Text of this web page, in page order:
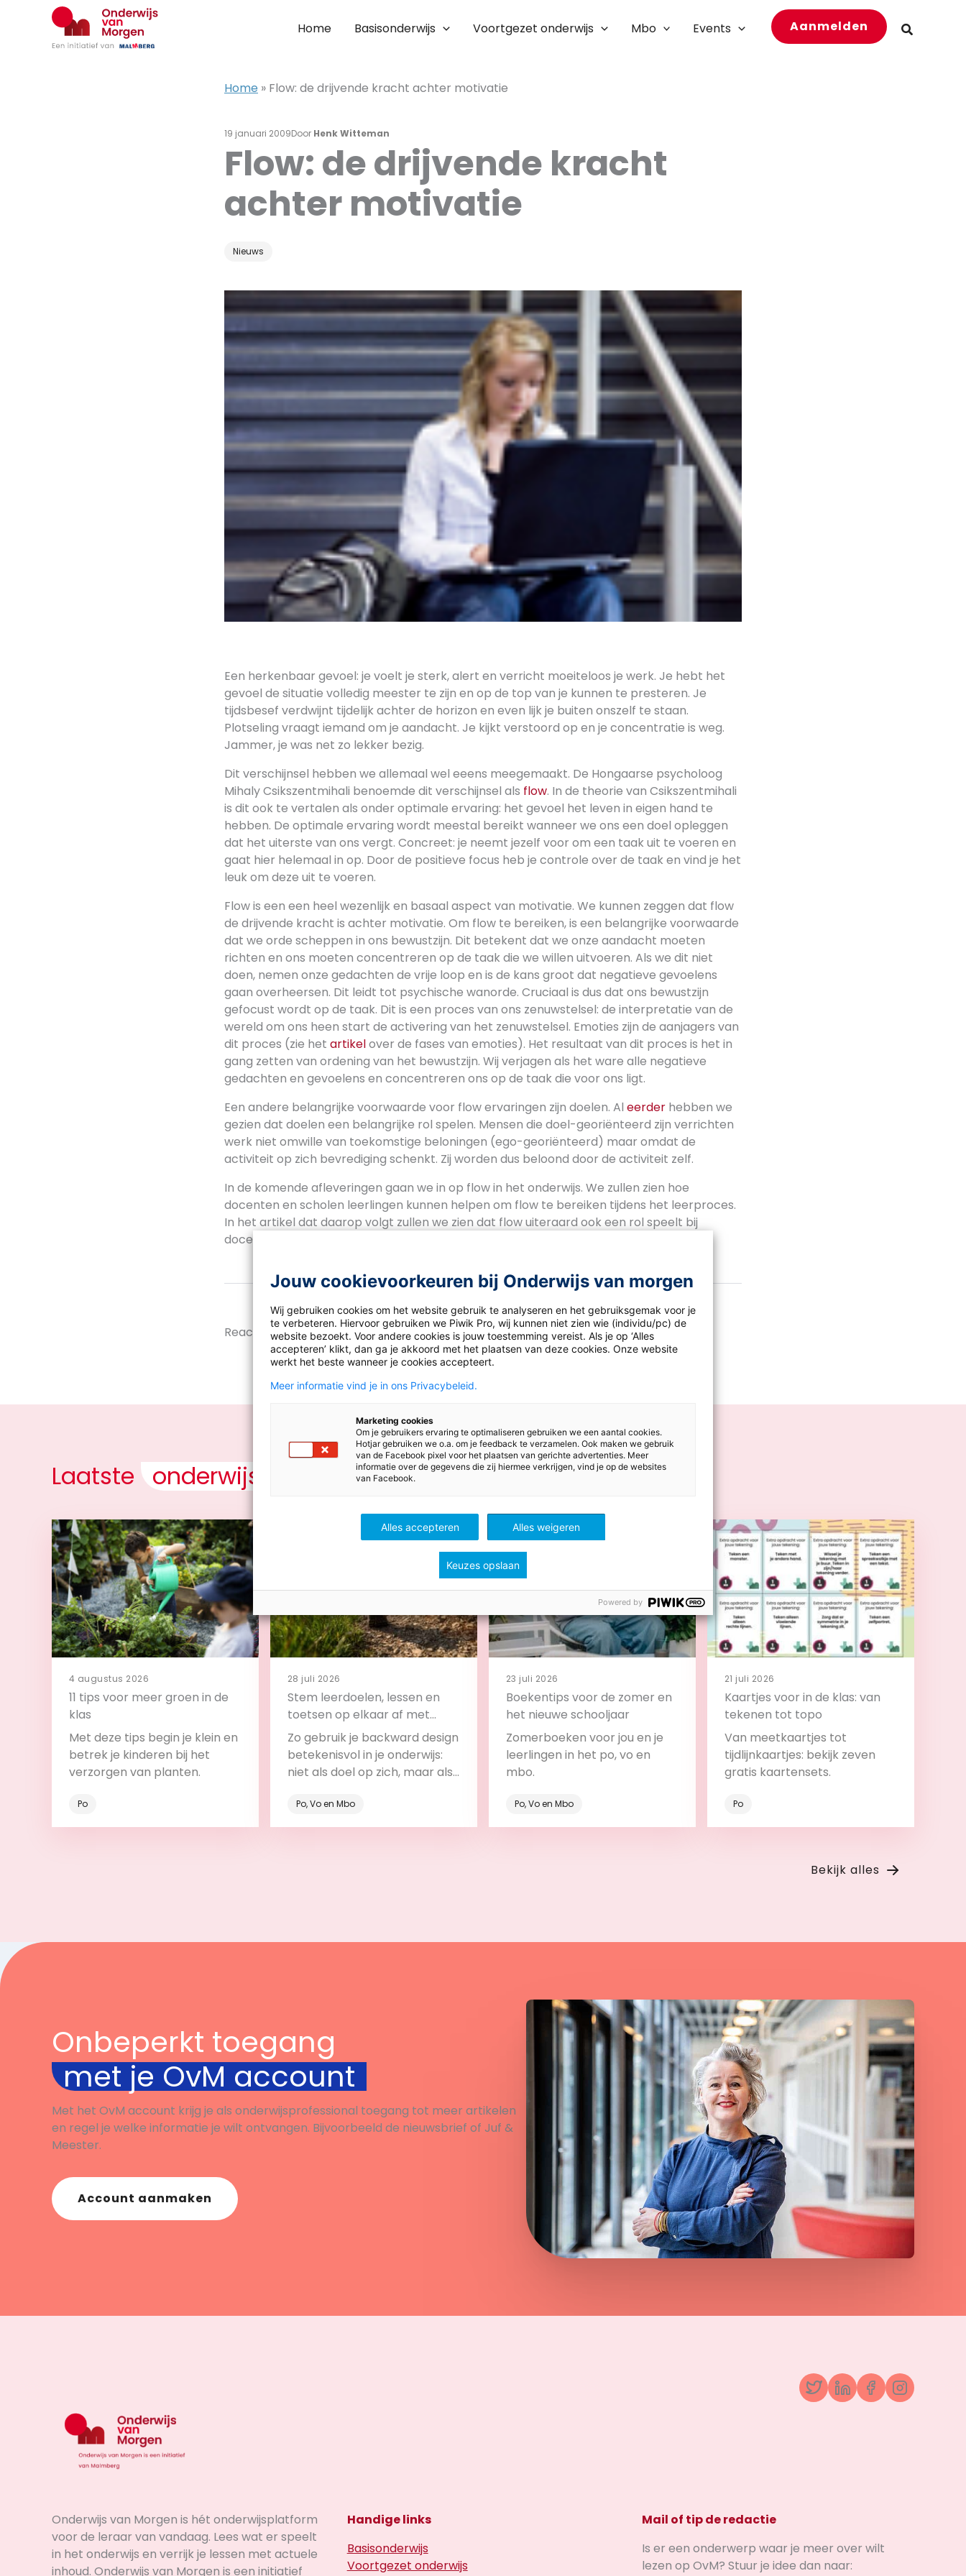
Home Basisonderwijs Voortgezet onderwijs Mbo Events Aanmelden Zoeken
Home » Flow: de drijvende kracht achter motivatie
19 januari 2009Door Henk Witteman
Nieuws
Flow: de drijvende kracht
achter motivatie
Een herkenbaar gevoel: je voelt je sterk, alert en verricht moeiteloos je werk. Je hebt het
gevoel de situatie volledig meester te zijn en op de top van je kunnen te presteren. Je
tijdsbesef verdwijnt tijdelijk achter de horizon en even lijk je buiten onszelf te staan.
Plotseling vraagt iemand om je aandacht. Je kijkt verstoord op en je concentratie is weg.
Jammer, je was net zo lekker bezig.
Dit verschijnsel hebben we allemaal wel eeens meegemaakt. De Hongaarse psycholoog
Mihaly Csikszentmihali benoemde dit verschijnsel als flow. In de theorie van Csikszentmihali
is dit ook te vertalen als onder optimale ervaring: het gevoel het leven in eigen hand te
hebben. De optimale ervaring wordt meestal bereikt wanneer we ons een doel opleggen
dat het uiterste van ons vergt. Concreet: je neemt jezelf voor om een taak uit te voeren en
gaat hier helemaal in op. Door de positieve focus heb je controle over de taak en vind je het
leuk om deze uit te voeren.
Flow is een een heel wezenlijk en basaal aspect van motivatie. We kunnen zeggen dat flow
de drijvende kracht is achter motivatie. Om flow te bereiken, is een belangrijke voorwaarde
dat we orde scheppen in ons bewustzijn. Dit betekent dat we onze aandacht moeten
richten en ons moeten concentreren op de taak die we willen uitvoeren. Als we dit niet
doen, nemen onze gedachten de vrije loop en is de kans groot dat negatieve gevoelens
gaan overheersen. Dit leidt tot psychische wanorde. Cruciaal is dus dat ons bewustzijn
gefocust wordt op de taak. Dit is een proces van ons zenuwstelsel: de interpretatie van de
wereld om ons heen start de activering van het zenuwstelsel. Emoties zijn de aanjagers van
dit proces (zie het artikelover de fases van emoties). Het resultaat van dit proces is het in
gang zetten van ordening van het bewustzijn. Wij verjagen als het ware alle negatieve
gedachten en gevoelens en concentreren ons op de taak die voor ons ligt.
Een andere belangrijke voorwaarde voor flow ervaringen zijn doelen. Al eerder hebben we
gezien dat doelen een belangrijke rol spelen. Mensen die doel-georiënteerd zijn verrichten
werk niet omwille van toekomstige beloningen (ego-georiënteerd) maar omdat de
activiteit op zich bevrediging schenkt. Zij worden dus beloond door de activiteit zelf.
In de komende afleveringen gaan we in op flow in het onderwijs. We zullen zien hoe
docenten en scholen leerlingen kunnen helpen om flow te bereiken tijdens het leerproces.
In het artikel dat daarop volgt zullen we zien dat flow uiteraard ook een rol speelt bij
docenten.
Reacties zijn gesloten.
Laatste onderwijsnieuws
4 augustus 2026
11 tips voor meer groen in de
klas
Met deze tips begin je klein en
betrek je kinderen bij het
verzorgen van planten.
Po
28 juli 2026
Stem leerdoelen, lessen en
toetsen op elkaar af met
backward design
Zo gebruik je backward design
betekenisvol in je onderwijs:
niet als doel op zich, maar als
Po, Vo en Mbo
23 juli 2026
Boekentips voor de zomer en
het nieuwe schooljaar
Zomerboeken voor jou en je
leerlingen in het po, vo en
mbo.
Po, Vo en Mbo
21 juli 2026
Kaartjes voor in de klas: van
tekenen tot topo
Van meetkaartjes tot
tijdlijnkaartjes: bekijk zeven
gratis kaartensets.
Po
Bekijk alles
Onbeperkt toegang
met je OvM account
Met het OvM account krijg je als onderwijsprofessional toegang tot meer artikelen
en regel je welke informatie je wilt ontvangen. Bijvoorbeeld de nieuwsbrief of Juf &
Meester.
Account aanmaken
TwitterLinkedInFacebook
Onderwijs van Morgen is hét onderwijsplatform
voor de leraar van vandaag. Lees wat er speelt
in het onderwijs en verrijk je lessen met actuele
inhoud. Onderwijs van Morgen is een initiatief
Handige links
Basisonderwijs
Voortgezet onderwijs
Mail of tip de redactie
Is er een onderwerp waar je meer over wilt
lezen op OvM? Stuur je idee dan naar:
Jouw cookievoorkeuren bij Onderwijs van morgen
Wij gebruiken cookies om het website gebruik te analyseren en het gebruiksgemak voor je
te verbeteren. Hiervoor gebruiken we Piwik Pro, wij kunnen niet zien wie (individu/pc) de
website bezoekt. Voor andere cookies is jouw toestemming vereist. Als je op ‘Alles
accepteren’ klikt, dan ga je akkoord met het plaatsen van deze cookies. Onze website
werkt het beste wanneer je cookies accepteert.
Meer informatie vind je in ons Privacybeleid.
Marketing cookies
Om je gebruikers ervaring te optimaliseren gebruiken we een aantal cookies.
Hotjar gebruiken we o.a. om je feedback te verzamelen. Ook maken we gebruik
van de Facebook pixel voor het plaatsen van gerichte advertenties. Meer
informatie over de gegevens die zij hiermee verkrijgen, vind je op de websites
van Facebook.
Alles accepteren Alles weigeren
Keuzes opslaan
Powered by